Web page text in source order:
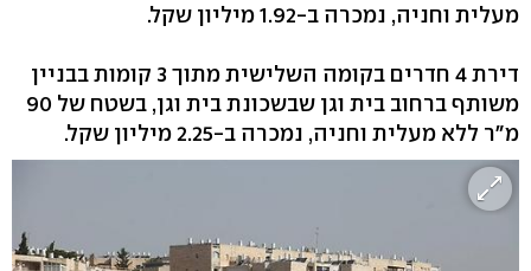
מעלית וחניה, נמכרה ב-1.92 מיליון שקל.
דירת 4 חדרים בקומה השלישית מתוך 3 קומות בבניין
משותף ברחוב בית וגן שבשכונת בית וגן, בשטח של 90
מ"ר ללא מעלית וחניה, נמכרה ב-2.25 מיליון שקל.